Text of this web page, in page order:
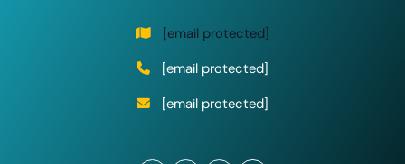
[email protected]
[email protected]
[email protected]